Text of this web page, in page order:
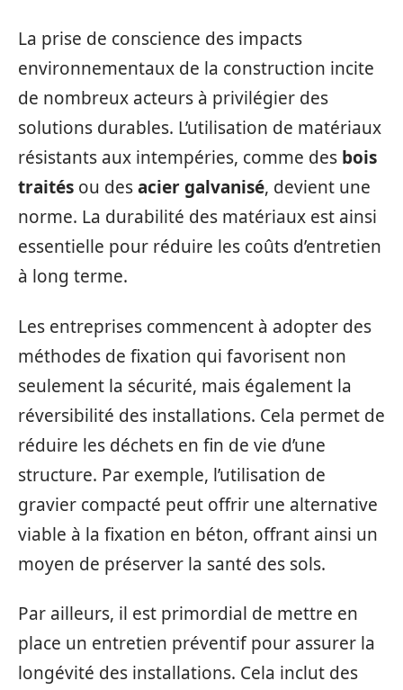
La prise de conscience des impacts
environnementaux de la construction incite
de nombreux acteurs à privilégier des
solutions durables. L’utilisation de matériaux
résistants aux intempéries, comme des bois
traités ou desacier galvanisé, devient une
norme. La durabilité des matériaux est ainsi
essentielle pour réduire les coûts d’entretien
à long terme.
Les entreprises commencent à adopter des
méthodes de fixation qui favorisent non
seulement la sécurité, mais également la
réversibilité des installations. Cela permet de
réduire les déchets en fin de vie d’une
structure. Par exemple, l’utilisation de
gravier compacté peut offrir une alternative
viable à la fixation en béton, offrant ainsi un
moyen de préserver la santé des sols.
Par ailleurs, il est primordial de mettre en
place un entretien préventif pour assurer la
longévité des installations. Cela inclut des